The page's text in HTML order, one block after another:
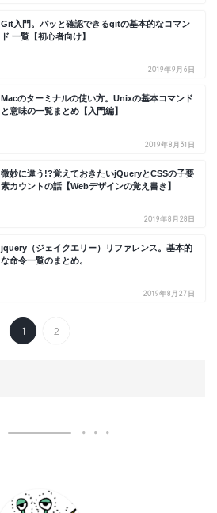
Git入門。パッと確認できるgitの基本的なコマン
ド 一覧【初心者向け】
2019年9月6日
Macのターミナルの使い方。Unixの基本コマンド
と意味の一覧まとめ【入門編】
2019年8月31日
微妙に違う!?覚えておきたいjQueryとCSSの子要
素カウントの話【Webデザインの覚え書き】
2019年8月28日
jquery（ジェイクエリー）リファレンス。基本的
な命令一覧のまとめ。
2019年8月27日
1 2